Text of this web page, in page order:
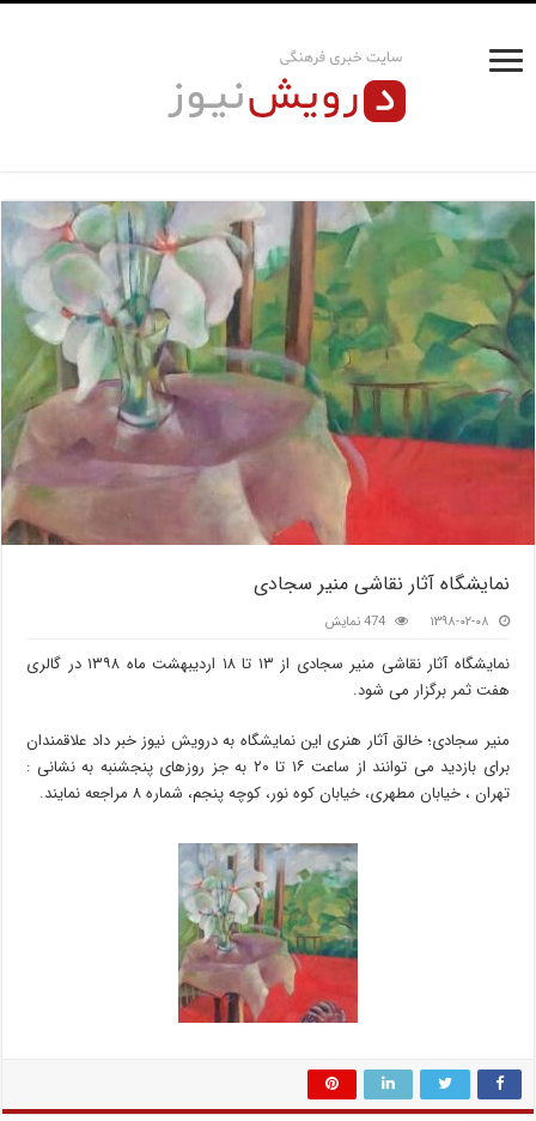
نمایشگاه آثار نقاشی منیر سجادی
۱۳۹۸-۰۲-۰۸ 474 نمایش
نمایشگاه آثار نقاشی منیر سجادی از ۱۳ تا ۱۸ اردیبهشت ماه ۱۳۹۸ در گالری
هفت ثمر برگزار می شود.
منیر سجادی؛ خالق آثار هنری این نمایشگاه به درویش نیوز خبر داد علاقمندان
برای بازدید می توانند از ساعت ۱۶ تا ۲۰ به جز روزهای پنجشنبه به نشانی :
تهران ، خیابان مطهری، خیابان کوه نور، کوچه پنجم، شماره ۸ مراجعه نمایند.